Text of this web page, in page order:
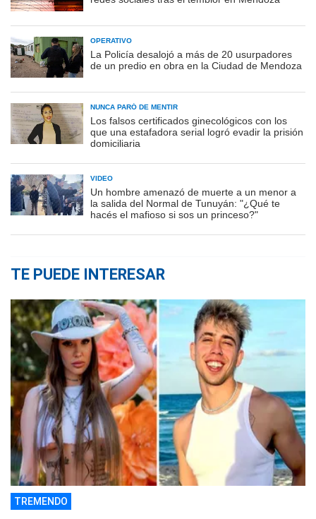
OPERATIVO
La Policía desalojó a más de 20 usurpadores
de un predio en obra en la Ciudad de Mendoza
NUNCA PARÓ DE MENTIR
Los falsos certificados ginecológicos con los
que una estafadora serial logró evadir la prisión
domiciliaria
VIDEO
Un hombre amenazó de muerte a un menor a
la salida del Normal de Tunuyán: "¿Qué te
hacés el mafioso si sos un princeso?"
TE PUEDE INTERESAR
TREMENDO